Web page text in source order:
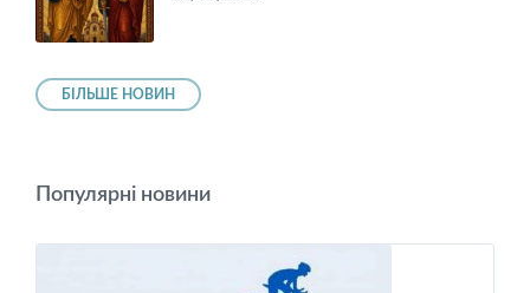
БІЛЬШЕ НОВИН
Популярні новини